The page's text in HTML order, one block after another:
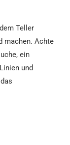
Teller
machen. Achte
ein
und